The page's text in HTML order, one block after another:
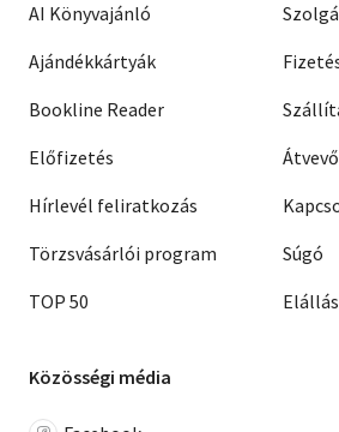
AI Könyvajánló
Ajándékkártyák
Bookline Reader
Előfizetés
Hírlevél feliratkozás
Törzsvásárlói program
TOP 50
Súgó
Elállás
Közösségi média